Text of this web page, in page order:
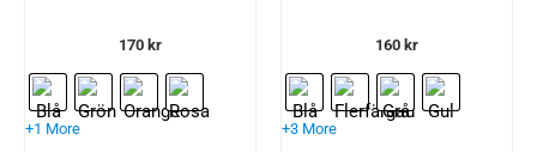
170 kr
+1 More
160 kr
+3 More